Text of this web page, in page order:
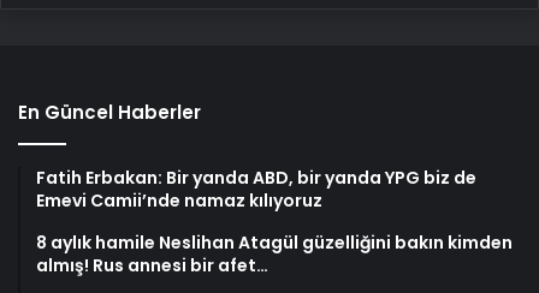
En Güncel Haberler
Fatih Erbakan: Bir yanda ABD, bir yanda YPG biz de
Emevi Camii’nde namaz kılıyoruz
8 aylık hamile Neslihan Atagül güzelliğini bakın kimden
almış! Rus annesi bir afet…